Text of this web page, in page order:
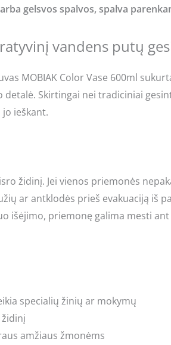
gelsvos spalvos, spalva
vandens putų
MOBIAK Color Vase 600ml
Skirtingai nei tradiciniai
ieškant.
židinį. Jei vienos priemonės
ar antklodės prieš evakuaciją iš
išėjimo, priemonę galima mesti
specialių žinių ar mokymų
amžiaus žmonėms